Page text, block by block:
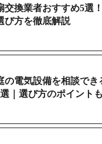
交換業者おすすめ5選
び方を徹底解説
の電気設備を相談でき
｜選び方のポイント